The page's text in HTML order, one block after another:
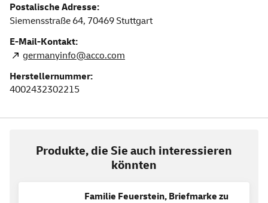
Postalische Adresse:
Siemensstraße 64, 70469Stuttgart
E-Mail-Kontakt:
germanyinfo@acco.com
Herstellernummer:
4002432302215
Produkte, die Sie auch interessieren
könnten
Familie Feuerstein, Briefmarke zu